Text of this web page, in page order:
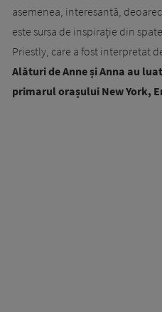
asemenea, interesantă,
este sursa de inspirație din
Priestly, care a fost interpretat
Alături de Anne și Anna au
primarul orașului New York,